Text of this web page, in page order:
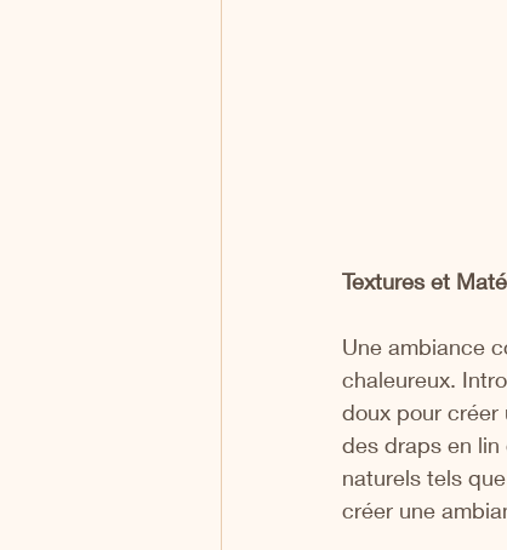
Textures et
Une ambiance
chaleureux.
doux pour créer
des draps en
naturels tels
créer une